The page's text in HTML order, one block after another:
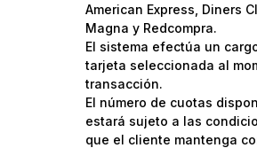
American Express, Diners
Magna y Redcompra.
El sistema efectúa un
tarjeta seleccionada al
transacción.
El número de cuotas
estará sujeto a las
que el cliente mantenga